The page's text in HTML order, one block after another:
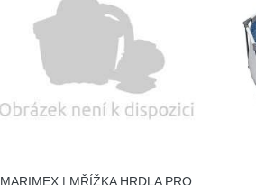
MARIMEX | MŘÍŽKA HRDLA PRO